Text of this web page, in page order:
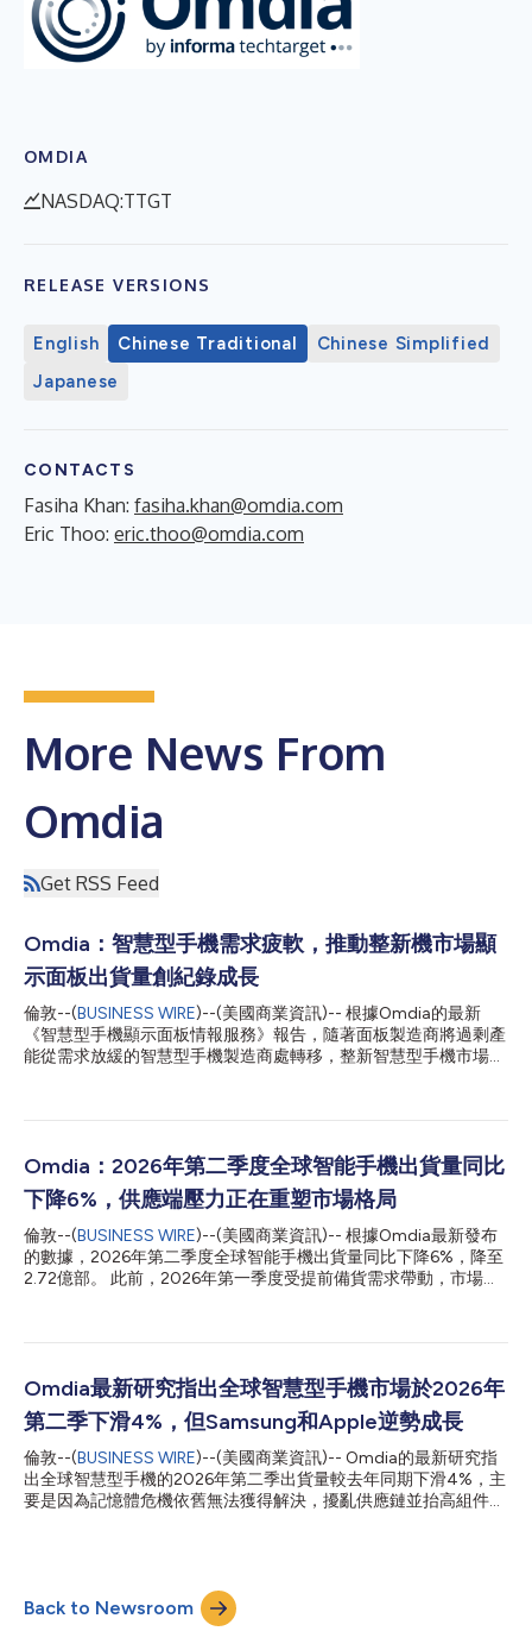
OMDIA
NASDAQ:TTGT
RELEASE VERSIONS
English Chinese Traditional
Chinese Simplified
Japanese
CONTACTS
Fasiha Khan: fasiha.khan@omdia.com
Eric Thoo: eric.thoo@omdia.com
More News From
Omdia
Get RSS Feed
Omdia：智慧型手機需求疲軟，推動整新機市場顯
示面板出貨量創紀錄成長
倫敦--(BUSINESS WIRE)--(美國商業資訊)-- 根據Omdia的最新
《智慧型手機顯示面板情報服務》報告，隨著面板製造商將過剩產
能從需求放緩的智慧型手機製造商處轉移，整新智慧型手機市場的
智慧型手機的顯示面板需求將下降12%。與此同時，隨著供應商尋
長。 2026年第一季，整新智慧型手機市場的顯示面板出貨量較去
年同期成長20%，達到2.98億片，超過了同期出貨給智慧型手機
製造商的2.89億片。 整新智慧型手機生態系統包括用於消費者維
修、回收智慧型手機專業整新以及售後替換件的顯示面板。儘管供
應鏈的複雜性使得最終終端需求難以精確衡量，但面板出貨量的成
長清晰地反映了整新市場的快速擴張。 這一趨勢是由新智慧型手
機需求疲軟以及顯示產業內部的結構性因素共同推動。面板製造需
Omdia：2026年第二季度全球智能手機出貨量同比
下降6%，供應端壓力正在重塑市場格局
倫敦--(BUSINESS WIRE)--(美國商業資訊)-- 根據Omdia最新發布
的數據，2026年第二季度全球智能手機出貨量同比下降6%，降至
2.72億部。 此前，2026年第一季度受提前備貨需求帶動，市場表
價策略、產品組合和渠道戰略。 市場呈現出明顯的兩極分化態
在入門級智能手機市場的佈局。 各大廠商表現 三星保持全球份額
第一地位，出貨量達6050萬部（同比增長5%），市場份額爲
22%。三星垂直整合的存儲業務幫助其比競爭對手更有效地應對元
器件短缺。Galaxy S26系列的延遲發佈也將高端需求轉移到第二季
度，同時三星在入門級市場獲得了額外份額，因爲中國競爭對手縮
減了產品線並提高了價格。 蘋果實現了有史以來最強勁的第二季
度表現，出貨量達5510萬部（同比增長23%），在傳統淡季創下
Omdia最新研究指出全球智慧型手機市場於2026年
第二季下滑4%，但Samsung和Apple逆勢成長
倫敦--(BUSINESS WIRE)--(美國商業資訊)-- Omdia的最新研究指
出全球智慧型手機的2026年第二季出貨量較去年同期下滑4%，主
要是因為記憶體危機依舊無法獲得解決，擾亂供應鏈並抬高組件成
加，市佔率也較2025年第二季各提升了2個和4個百分點。
Samsung拜市場需求穩定和供應充足之賜，在2026年第二季繼續
穩坐智慧型手機最大廠商的寶座，市佔率達22%。Galaxy S26系列
Back to Newsroom